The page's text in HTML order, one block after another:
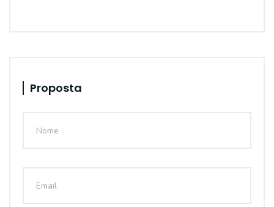
Proposta